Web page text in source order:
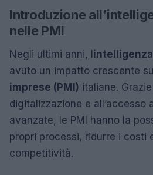
Introduzione
nelle PMI
Negli ultimi anni, l
avuto un impatto crescente
imprese (PMI) italiane.
digitalizzazione e all’accesso
avanzate, le PMI hanno la
propri processi, ridurre i costi
competitività.